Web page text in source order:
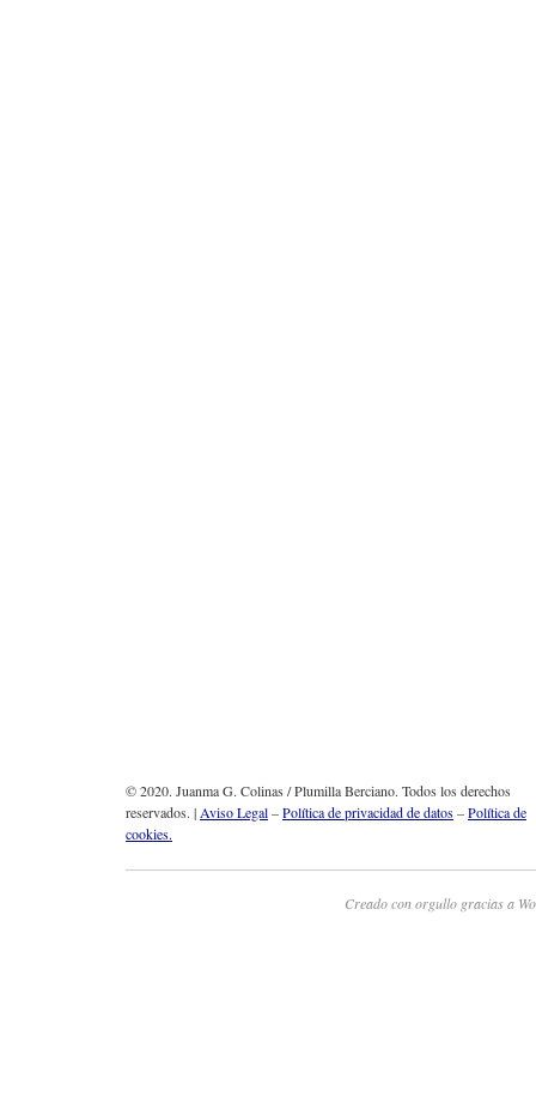
© 2020. Juanma G. Colinas / Plumilla Berciano. Todos los derechos
reservados. |Aviso Legal–Política de privacidad de datos–Política de
cookies.
Creado con orgullo gracias a